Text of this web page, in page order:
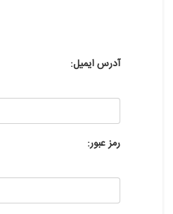
آدرس ایمیل:
رمز عبور: